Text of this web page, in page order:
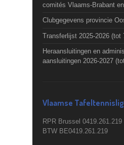
comités Vlaams-Brabant
Clubgegevens provincie
Transferlijst 2025-2026 (tot
Heraansluitingen en
aansluitingen 2026-2027
Vlaamse
RPR Brussel 0419.261.219
BTW BE0419.261.219